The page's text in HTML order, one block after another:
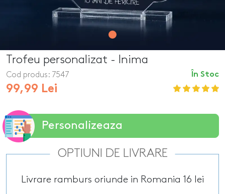
Trofeu personalizat - Inima
În Stoc
Cod produs: 7547
99,99 Lei
Personalizeaza
OPTIUNI DE LIVRARE
Livrare ramburs oriunde in Romania 16 lei